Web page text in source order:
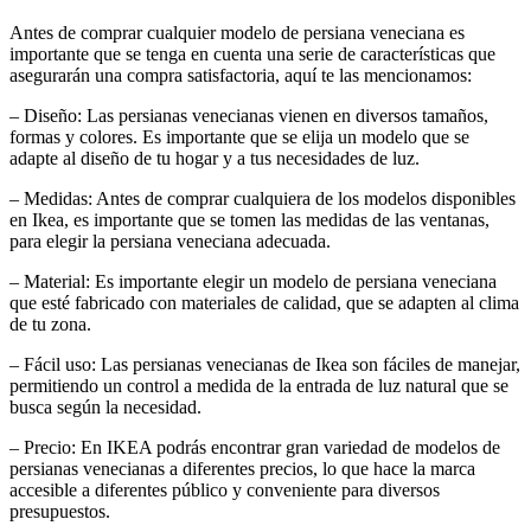
Antes de comprar cualquier modelo de persiana veneciana es
importante que se tenga en cuenta una serie de características que
asegurarán una compra satisfactoria, aquí te las mencionamos:
– Diseño: Las persianas venecianas vienen en diversos tamaños,
formas y colores. Es importante que se elija un modelo que se
adapte al diseño de tu hogar y a tus necesidades de luz.
– Medidas: Antes de comprar cualquiera de los modelos disponibles
en Ikea, es importante que se tomen las medidas de las ventanas,
para elegir la persiana veneciana adecuada.
– Material: Es importante elegir un modelo de persiana veneciana
que esté fabricado con materiales de calidad, que se adapten al clima
de tu zona.
– Fácil uso: Las persianas venecianas de Ikea son fáciles de manejar,
permitiendo un control a medida de la entrada de luz natural que se
busca según la necesidad.
– Precio: En IKEA podrás encontrar gran variedad de modelos de
persianas venecianas a diferentes precios, lo que hace la marca
accesible a diferentes público y conveniente para diversos
presupuestos.